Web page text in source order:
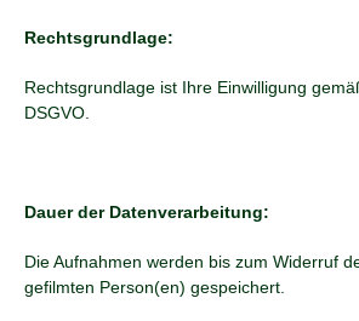
Rechtsgrundlage:
Rechtsgrundlage ist Ihre Einwilligung
DSGVO.
Dauer der Datenverarbeitung:
Die Aufnahmen werden bis zum Widerruf
gefilmten Person(en) gespeichert.